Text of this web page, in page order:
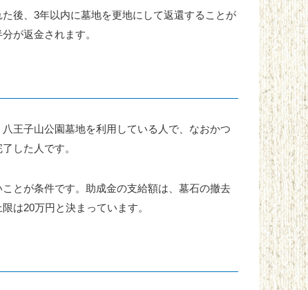
後、3年以内に墓地を更地にして返還することが
が返金されます。
王子山公園墓地を利用している人で、なおかつ
した人です。
とが条件です。助成金の支給額は、墓石の撤去
は20万円と決まっています。